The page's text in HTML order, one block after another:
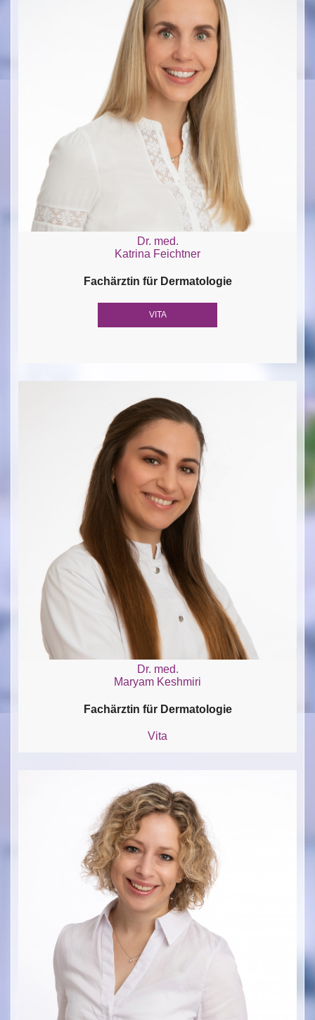
Dr. med.
Katrina Feichtner
Fachärztin für Dermatologie
VITA
Dr. med.
Maryam Keshmiri
Fachärztin für Dermatologie
Vita